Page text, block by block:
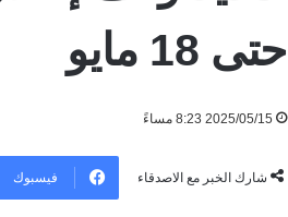
حتى 18 مايو
2025/05/15 8:23 مساءً
شارك الخبر مع الاصدقاء فيسبوك
العام
الجديد
مطالب